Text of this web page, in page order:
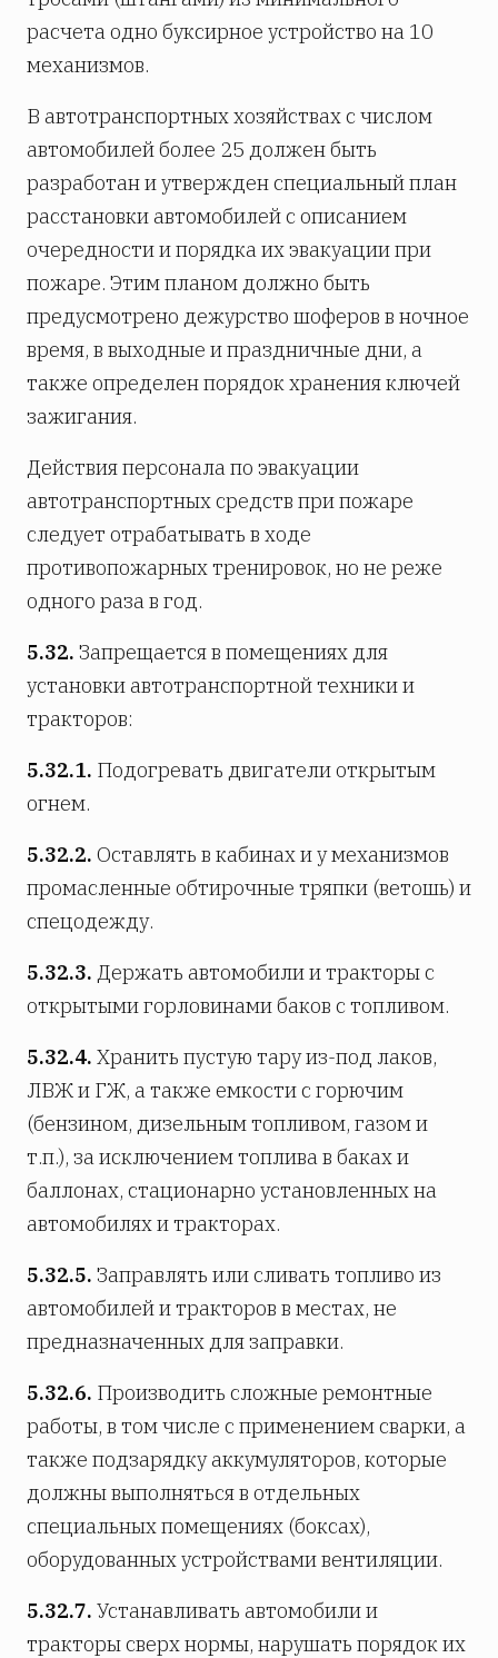
расчета одно буксирное устройство на 10
механизмов.
В автотранспортных хозяйствах с числом
автомобилей более 25 должен быть
разработан и утвержден специальный план
расстановки автомобилей с описанием
очередности и порядка их эвакуации при
пожаре. Этим планом должно быть
предусмотрено дежурство шоферов в ночное
время, в выходные и праздничные дни, а
также определен порядок хранения ключей
зажигания.
Действия персонала по эвакуации
автотранспортных средств при пожаре
следует отрабатывать в ходе
противопожарных тренировок, но не реже
одного раза в год.
5.32. Запрещается в помещениях для
установки автотранспортной техники и
тракторов:
5.32.1. Подогревать двигатели открытым
огнем.
5.32.2. Оставлять в кабинах и у механизмов
промасленные обтирочные тряпки (ветошь) и
спецодежду.
5.32.3. Держать автомобили и тракторы с
открытыми горловинами баков с топливом.
5.32.4. Хранить пустую тару из-под лаков,
ЛВЖ и ГЖ, а также емкости с горючим
(бензином, дизельным топливом, газом и
т.п.), за исключением топлива в баках и
баллонах, стационарно установленных на
автомобилях и тракторах.
5.32.5. Заправлять или сливать топливо из
автомобилей и тракторов в местах, не
предназначенных для заправки.
5.32.6. Производить сложные ремонтные
работы, в том числе с применением сварки, а
также подзарядку аккумуляторов, которые
должны выполняться в отдельных
специальных помещениях (боксах),
оборудованных устройствами вентиляции.
5.32.7. Устанавливать автомобили и
тракторы сверх нормы, нарушать порядок их